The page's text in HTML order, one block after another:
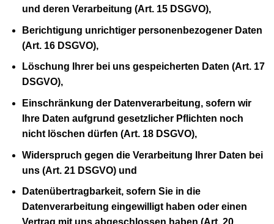
und deren Verarbeitung (Art. 15 DSGVO),
Berichtigung unrichtiger personenbezogener Daten
(Art. 16 DSGVO),
Löschung Ihrer bei uns gespeicherten Daten (Art. 17
DSGVO),
Einschränkung der Datenverarbeitung, sofern wir
Ihre Daten aufgrund gesetzlicher Pflichten noch
nicht löschen dürfen (Art. 18 DSGVO),
Widerspruch gegen die Verarbeitung Ihrer Daten bei
uns (Art. 21 DSGVO) und
Datenübertragbarkeit, sofern Sie in die
Datenverarbeitung eingewilligt haben oder einen